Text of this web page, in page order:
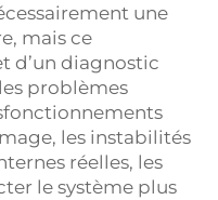
une
mais ce
d’un diagnostic
problèmes
les instabilités
réelles, les
le système plus